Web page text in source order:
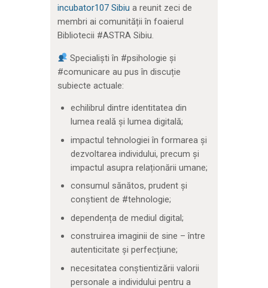
incubator107 Sibiu a reunit zeci de
membri ai comunității în foaierul
Bibliotecii #ASTRA Sibiu.
Specialiști în #psihologie și
#comunicare au pus în discuție
subiecte actuale:
echilibrul dintre identitatea din
lumea reală și lumea digitală;
impactul tehnologiei în formarea și
dezvoltarea individului, precum și
impactul asupra relaționării umane;
consumul sănătos, prudent și
conștient de #tehnologie;
dependența de mediul digital;
construirea imaginii de sine – între
autenticitate și perfecțiune;
necesitatea conștientizării valorii
personale a individului pentru a